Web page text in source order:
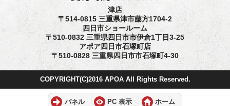
津店
〒514-0815 三重県津市藤方1704-2
四日市ショールーム
〒510-0832 三重県四日市市伊倉1丁目3-25
アポア四日市石塚町店
〒510-0828 三重県四日市市石塚町4-30
COPYRIGHT(C)2016 APOA All Rights Reserved.
パネル PC 表示 ホーム